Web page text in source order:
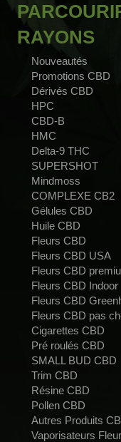
RAYONS
Nouveautés
Promotions CBD
Dérivés CBD
HPC
CBD-B
HMC
Delta-9 THC
SUPERSHOT
Mindmoss
COMPLEXE CB2
Gélules CBD
Huile CBD
Fleurs CBD
Fleurs CBD USA
Fleurs CBD
Fleurs CBD Indoor
Fleurs CBD
Fleurs CBD pas
Cigarettes CBD
Pré roulés CBD
SMALL BUD CBD
Trim CBD
Résine CBD
Pollen CBD
Autres Produits
Vaporisateurs